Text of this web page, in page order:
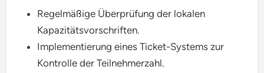
Regelmäßige Überprüfung der lokalen
Kapazitätsvorschriften.
Implementierung eines Ticket-Systems zur
Kontrolle der Teilnehmerzahl.